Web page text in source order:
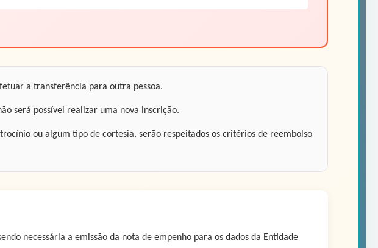
a transferência para outra pessoa.
será possível realizar uma nova inscrição.
ou algum tipo de cortesia, serão respeitados os critérios de reembolso
necessária a emissão da nota de empenho para os dados da Entidade